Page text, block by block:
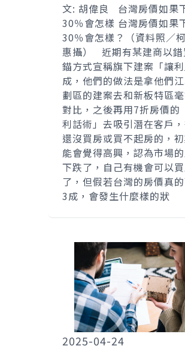
文: 胡偉良 台灣房價如果
30％會怎樣 台灣房價如果
30％會怎樣？（資料照／
惠攝） 近期有某建商以錯
錨方式宣稱旗下建案「讓
成，他們的做法是拿他們
劃區的建案去和新板特區
對比，之後再用7折房價的
利話術」去吸引潛在客戶
還沒買房或買不起房的，
能會覺得高興，認為市場
下跌了，自己有機會可以
了，但假若台灣的房價真
3成，會發生什麼樣的狀
2025-04-24